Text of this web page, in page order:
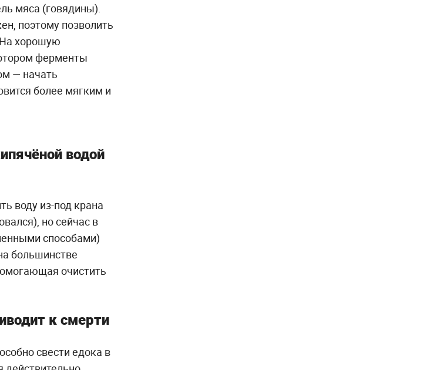
мяса (говядины).
поэтому позволить
На хорошую
ферменты
— начать
более мягким и
водой
воду из-под крана
но сейчас в
способами)
большинстве
очистить
к смерти
свести едока в